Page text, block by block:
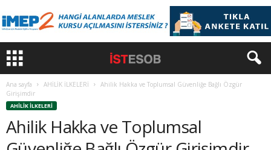
Ana sayfa AHİLİK İLKELERİ
Ahilik Hakka ve Toplumsal Güvenliğe Bağlı Özgür
Girişimdir
AHİLİK İLKELERİ
Ahilik Hakka ve Toplumsal